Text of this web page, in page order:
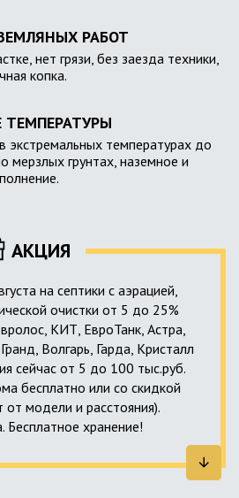
РАБОТ
нет грязи, без заезда техники,
копка.
ТЕМПЕРАТУРЫ
экстремальных температурах до
мерзлых грунтах, наземное и
АКЦИЯ
на септики с аэрацией,
очистки от 5 до 25%
КИТ, ЕвроТанк, Астра,
Волгарь, Гарда, Кристалл
сейчас от 5 до 100 тыс.руб.
бесплатно или со скидкой
от модели и расстояния).
Бесплатное хранение!